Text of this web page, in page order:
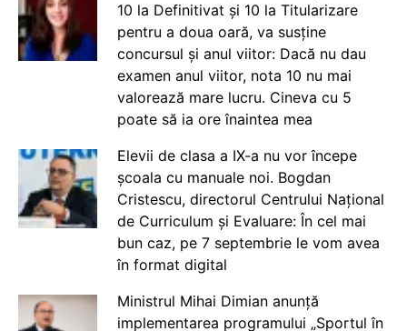
10 la Definitivat și 10 la Titularizare
pentru a doua oară, va susține
concursul și anul viitor: Dacă nu dau
examen anul viitor, nota 10 nu mai
valorează mare lucru. Cineva cu 5
poate să ia ore înaintea mea
Elevii de clasa a IX-a nu vor începe
școala cu manuale noi. Bogdan
Cristescu, directorul Centrului Național
de Curriculum și Evaluare: În cel mai
bun caz, pe 7 septembrie le vom avea
în format digital
Ministrul Mihai Dimian anunță
implementarea programului „Sportul în